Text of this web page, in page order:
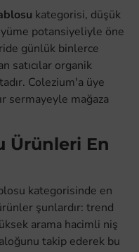
kategorisi, düşük
potansiyeliyle öne
günlük binlerce
satıcılar organik
Colezium'a üye
sermayeyle mağaza
Ürünleri En
kategorisinde en
şunlardır: trend
arama hacimli niş
takip ederek bu